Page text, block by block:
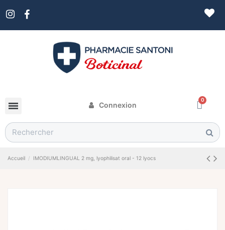
Connexion
Accueil IMODIUMLINGUAL 2 mg, lyophilisat oral - 12 lyocs